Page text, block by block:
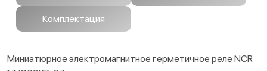
Комплектация
Миниатюрное электромагнитное герметичное реле NCR